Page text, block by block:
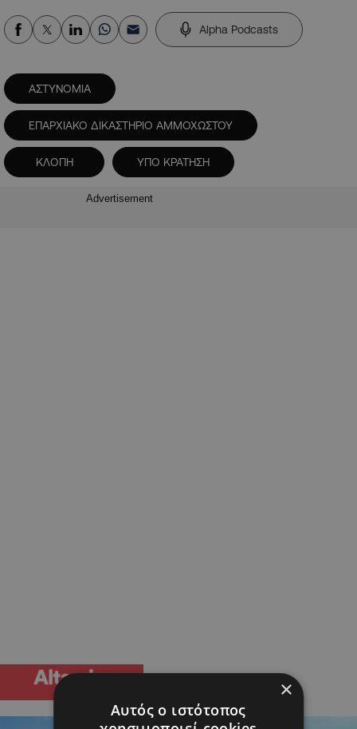
Alpha Podcasts
ΑΣΤΥΝΟΜΙΑ
ΕΠΑΡΧΙΑΚΟ ΔΙΚΑΣΤΗΡΙΟ ΑΜΜΟΧΩΣΤΟΥ
ΚΛΟΠΗ ΥΠΟ ΚΡΑΤΗΣΗ
Advertisement
×
Αυτός ο ιστότοπος